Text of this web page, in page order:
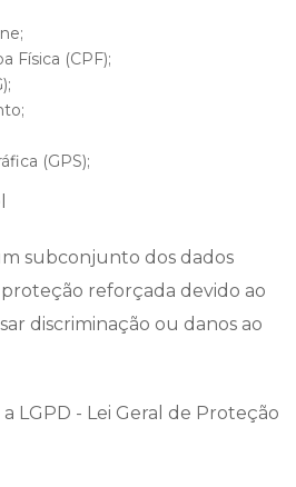
Física (CPF);
(GPS);
subconjunto dos dados
reforçada devido ao
discriminação ou danos ao
LGPD - Lei Geral de Proteção